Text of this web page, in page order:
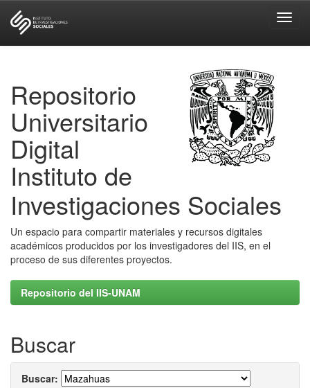
Repositorio
Universitario
Digital
Instituto de
Investigaciones Sociales
Un espacio para compartir materiales y recursos digitales
académicos producidos por los investigadores del IIS, en el
proceso de sus diferentes proyectos.
Repositorio del IIS-UNAM
Buscar
Buscar: